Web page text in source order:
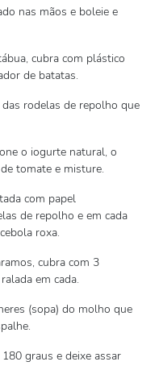
nas mãos e boleie e
cubra com plástico
de batatas.
rodelas de repolho que
o iogurte natural, o
tomate e misture.
com papel
de repolho e em cada
roxa.
cubra com 3
em cada.
(sopa) do molho que
graus e deixe assar